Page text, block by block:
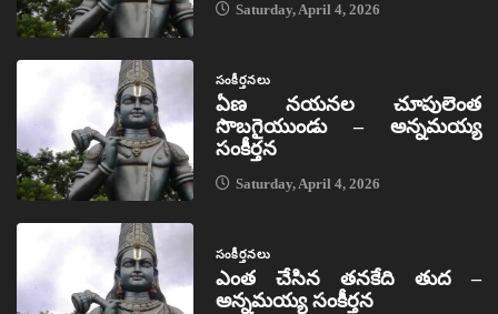
Saturday, April 4, 2026
సంకీర్తనలు
ఏణ నయనల చూపులెంత
సొబగైయుండు – అన్నమయ్య
సంకీర్తన
Saturday, April 4, 2026
సంకీర్తనలు
ఎంత చేసిన తనకేది తుద –
అన్నమయ్య సంకీర్తన